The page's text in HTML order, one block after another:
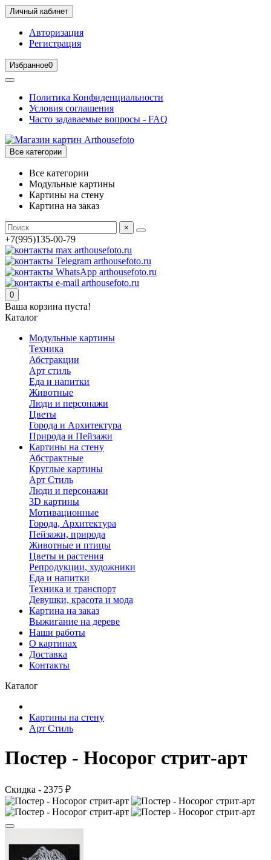
Личный кабинет
Авторизация
Регистрация
Избранное0
Политика Конфиденциальности
Условия соглашения
Часто задаваемые вопросы - FAQ
Все категории
Все категории
Модульные картины
Картины на стену
Картина на заказ
×
+7(995)135-00-79
0
Ваша корзина пуста!
Каталог
Модульные картины
Техника
Абстракции
Арт стиль
Еда и напитки
Животные
Люди и персонажи
Цветы
Города и Архитектура
Природа и Пейзажи
Картины на стену
Абстрактные
Круглые картины
Арт Стиль
Люди и персонажи
3D картины
Мотивационные
Города, Архитектура
Пейзажи, природа
Животные и птицы
Цветы и растения
Репродукции, художники
Еда и напитки
Техника и транспорт
Девушки, красота и мода
Картина на заказ
Выжигание на дереве
Наши работы
О картинах
Доставка
Контакты
Каталог
Картины на стену
Арт Стиль
Постер - Носорог стрит-арт
Скидка - 2375 ₽